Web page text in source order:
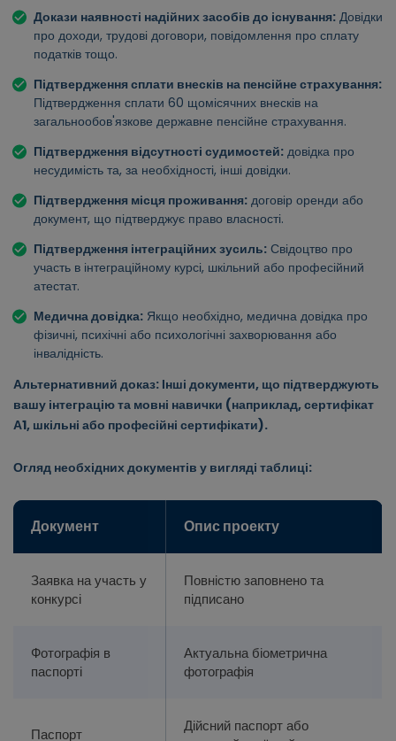
Докази наявності надійних засобів до існування: Довідки
про доходи, трудові договори, повідомлення про сплату
податків тощо.
Підтвердження сплати внесків на пенсійне страхування:
Підтвердження сплати 60 щомісячних внесків на
загальнообов'язкове державне пенсійне страхування.
Підтвердження відсутності судимостей: довідка про
несудимість та, за необхідності, інші довідки.
Підтвердження місця проживання: договір оренди або
документ, що підтверджує право власності.
Підтвердження інтеграційних зусиль: Свідоцтво про
участь в інтеграційному курсі, шкільний або професійний
атестат.
Медична довідка: Якщо необхідно, медична довідка про
фізичні, психічні або психологічні захворювання або
інвалідність.
Альтернативний доказ: Інші документи, що підтверджують
вашу інтеграцію та мовні навички (наприклад, сертифікат
А1, шкільні або професійні сертифікати).
Огляд необхідних документів у вигляді таблиці:
Документ Опис проекту
Заявка на участь у
конкурсі
Повністю заповнено та
підписано
Фотографія в
паспорті
Актуальна біометрична
фотографія
Паспорт
Дійсний паспорт або